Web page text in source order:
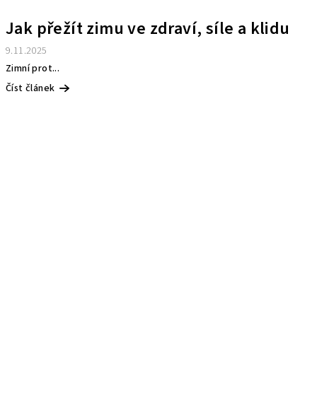
Jak přežít zimu ve zdraví, síle a klidu
9.11.2025
Zimní prot...
Číst článek